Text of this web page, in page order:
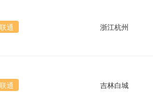
联通 浙江杭州
联通 吉林白城